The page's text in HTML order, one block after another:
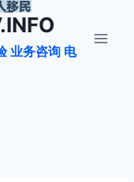
业务咨询 电